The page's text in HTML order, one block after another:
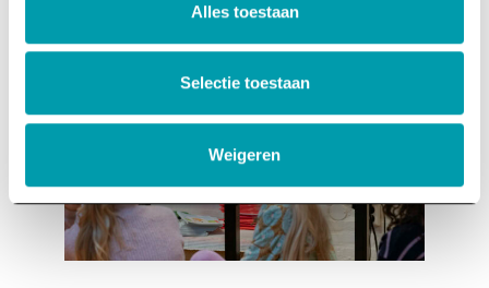
Alles toestaan
Selectie toestaan
Weigeren